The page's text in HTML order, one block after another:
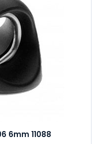
6mm 11088